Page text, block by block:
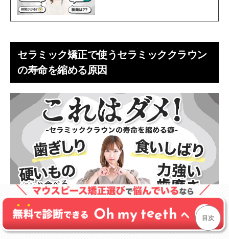
セラミック矯正で使うセラミッククラウン
の寿命を縮める原因
セラミッククラウンは審美性と強度がある素材ですが、以
下の行為は寿命を縮めてしまう可能性があるので注意が必
目次